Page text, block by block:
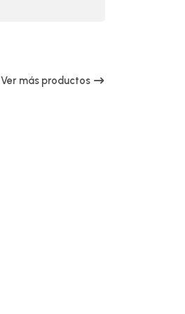
Ver más productos